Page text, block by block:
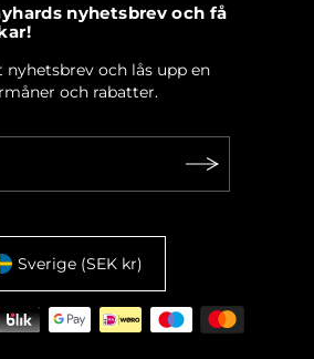
nyhetsbrev och få
nyhetsbrev och lås upp en
och rabatter.
Sverige (SEK kr)